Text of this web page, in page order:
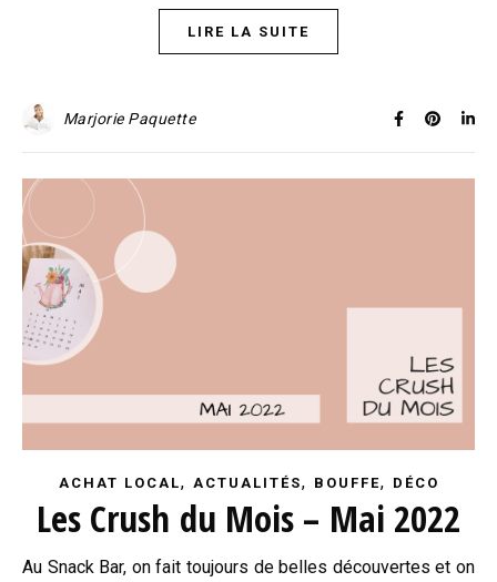
LIRE LA SUITE
Marjorie Paquette
ACHAT LOCAL, ACTUALITÉS, BOUFFE, DÉCO
Les Crush du Mois – Mai 2022
Au Snack Bar, on fait toujours de belles découvertes et on